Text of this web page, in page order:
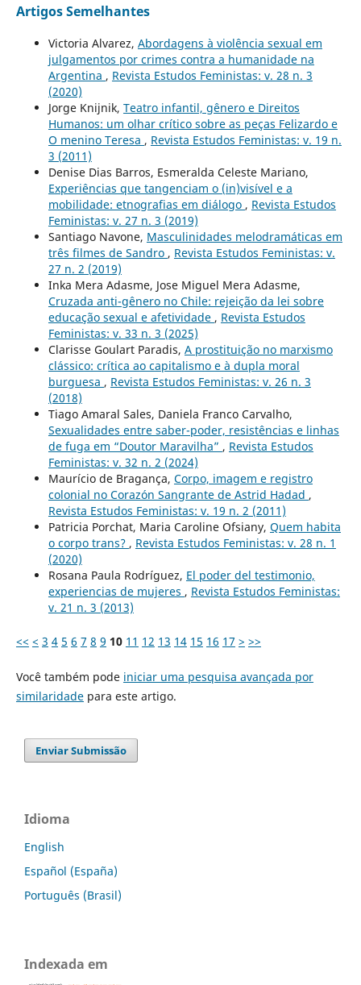
Artigos Semelhantes
Victoria Alvarez, Abordagens à violência sexual em
julgamentos por crimes contra a humanidade na
Argentina , Revista Estudos Feministas: v. 28 n. 3
(2020)
Jorge Knijnik, Teatro infantil, gênero e Direitos
Humanos: um olhar crítico sobre as peças Felizardo e
O menino Teresa , Revista Estudos Feministas: v. 19 n.
3 (2011)
Denise Dias Barros, Esmeralda Celeste Mariano,
Experiências que tangenciam o (in)visível e a
mobilidade: etnografias em diálogo , Revista Estudos
Feministas: v. 27 n. 3 (2019)
Santiago Navone, Masculinidades melodramáticas em
três filmes de Sandro , Revista Estudos Feministas: v.
27 n. 2 (2019)
Inka Mera Adasme, Jose Miguel Mera Adasme,
Cruzada anti-gênero no Chile: rejeição da lei sobre
educação sexual e afetividade , Revista Estudos
Feministas: v. 33 n. 3 (2025)
Clarisse Goulart Paradis, A prostituição no marxismo
clássico: crítica ao capitalismo e à dupla moral
burguesa , Revista Estudos Feministas: v. 26 n. 3
(2018)
Tiago Amaral Sales, Daniela Franco Carvalho,
Sexualidades entre saber-poder, resistências e linhas
de fuga em “Doutor Maravilha” , Revista Estudos
Feministas: v. 32 n. 2 (2024)
Maurício de Bragança, Corpo, imagem e registro
colonial no Corazón Sangrante de Astrid Hadad ,
Revista Estudos Feministas: v. 19 n. 2 (2011)
Patricia Porchat, Maria Caroline Ofsiany, Quem habita
o corpo trans? , Revista Estudos Feministas: v. 28 n. 1
(2020)
Rosana Paula Rodríguez, El poder del testimonio,
experiencias de mujeres , Revista Estudos Feministas:
v. 21 n. 3 (2013)
<< < 3 4 5 6 7 8 9 10 11 12 13 14 15 16 17 > >>
Você também pode iniciar uma pesquisa avançada por
similaridadepara este artigo.
Enviar Submissão
Idioma
English
Español (España)
Português (Brasil)
Indexada em